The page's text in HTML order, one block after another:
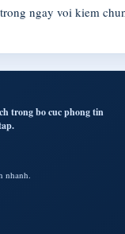
ngay voi kiem
trong bo cuc phong tin
nhanh.